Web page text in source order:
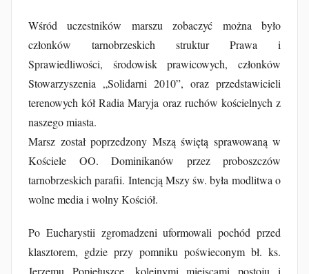
Wśród uczestników marszu zobaczyć można było
członków tarnobrzeskich struktur Prawa i
Sprawiedliwości, środowisk prawicowych, członków
Stowarzyszenia „Solidarni 2010”, oraz przedstawicieli
terenowych kół Radia Maryja oraz ruchów kościelnych z
naszego miasta.
Marsz został poprzedzony Mszą świętą sprawowaną w
Kościele OO. Dominikanów przez proboszczów
tarnobrzeskich parafii. Intencją Mszy św. była modlitwa o
wolne media i wolny Kościół.
Po Eucharystii zgromadzeni uformowali pochód przed
klasztorem, gdzie przy pomniku poświeconym bł. ks.
Jerzemu Popiełuszce, kolejnymi miejscami postoju i